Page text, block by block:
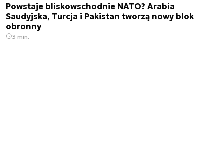
Powstaje bliskowschodnie NATO? Arabia
Saudyjska, Turcja i Pakistan tworzą nowy blok
obronny
3 min.